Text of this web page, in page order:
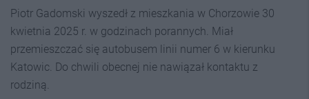
Piotr Gadomski wyszedł z mieszkania w Chorzowie 30
kwietnia 2025 r. w godzinach porannych. Miał
przemieszczać się autobusem linii numer 6 w kierunku
Katowic. Do chwili obecnej nie nawiązał kontaktu z
rodziną.